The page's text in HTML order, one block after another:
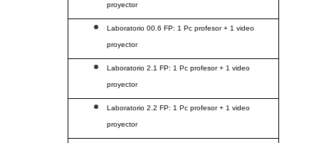
proyector
Laboratorio 00.6 FP: 1 Pc profesor + 1 video
proyector
Laboratorio 2.1 FP: 1 Pc profesor + 1 video
proyector
Laboratorio 2.2 FP: 1 Pc profesor + 1 video
proyector